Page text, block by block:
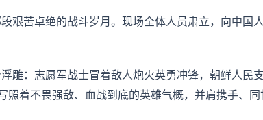
艰苦卓绝的战斗岁月。现场全体人员肃立，向中国
雕：志愿军战士冒着敌人炮火英勇冲锋，朝鲜人民
着不畏强敌、血战到底的英雄气概，并肩携手、同